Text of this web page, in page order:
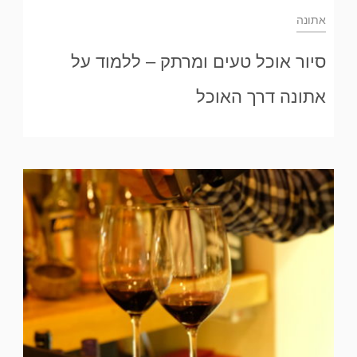
אתונה
סיור אוכל טעים ומרתק – ללמוד על
אתונה דרך האוכל